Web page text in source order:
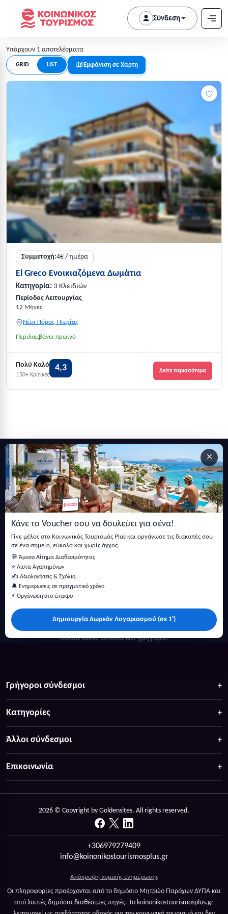
Σύνδεση
Υπάρχουν 1 αποτελέσματα
GRID LIST Εμφάνιση σε Χάρτη
Συμμετοχή:4€ / ημέρα
El Greco Ενοικιαζόμενα Δωμάτια
Κατηγορία: 3 Κλειδιών
Περίοδος Λειτουργίας
12 Μήνες
Νέοι Πόροι, Πιερίας
Περιλαμβάνει πρωινό
Πολύ Καλό
150+ Κριτικές
4,3 Δείτε περισσότερα
×
Κάνε το Voucher σου να δουλεύει για σένα!
Γίνε μέλος στο Κοινωνικός Τουρισμός Plus και οργάνωσε τις διακοπές σου
σε ένα σημείο, εύκολα και χωρίς άγχος.
💬 Άμεσο Αίτημα Διαθεσιμότητας
⭐ Λίστα Αγαπημένων
✍️ Αξιολογήσεις & Σχόλια
🔔 Ενημερώσεις σε πραγματικό χρόνο
⚡ Οργάνωση στο έπακρο
Δημιουργία Δωρεάν Λογαριασμού (σε 1')
Εγγραφείτε στο newsletter μας
Μείνετε ενημερωμένοι με τις τελευταίες ειδήσεις, ανακοινώσεις
και άρθρα.
πολλά άλλα ευκολα και γρήγορα!
Γρήγοροι σύνδεσμοι
Κατηγορίες
Άλλοι σύνδεσμοι
Επικοινωνία
2026 © Copyright by Goldensites. All rights reserved.
+306979279409
info@koinonikostourismosplus.gr
Απόκρυψη νομικής ενημέρωσης
Οι πληροφορίες προέρχονται από το δημόσιο Μητρώο Παρόχων ΔΥΠΑ και
από λοιπές δημόσια διαθέσιμες πηγές. Το koinonikostourismosplus.gr